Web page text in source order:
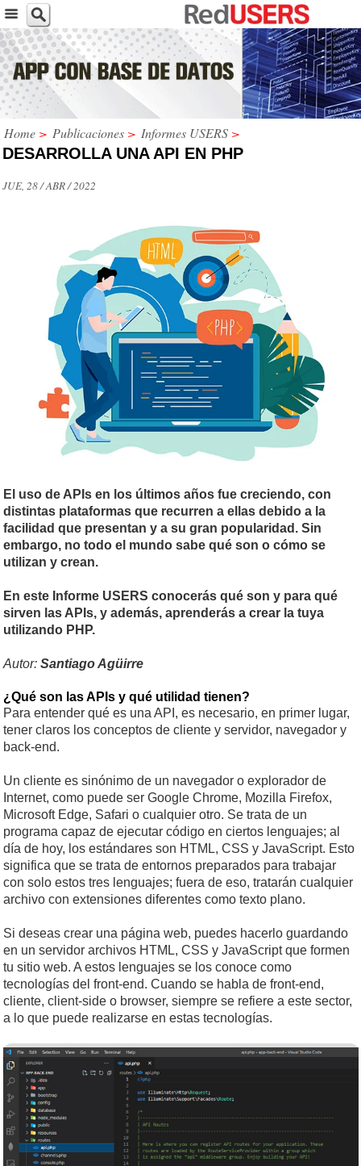
Home > Publicaciones > Informes USERS >
DESARROLLA UNA API EN PHP
JUE, 28 / ABR / 2022
El uso de APIs en los últimos años fue creciendo, con
distintas plataformas que recurren a ellas debido a la
facilidad que presentan y a su gran popularidad. Sin
embargo, no todo el mundo sabe qué son o cómo se
utilizan y crean.
En este Informe USERS conocerás qué son y para qué
sirven las APIs, y además, aprenderás a crear la tuya
utilizando PHP.
Autor: Santiago Agüirre
¿Qué son las APIs y qué utilidad tienen?
Para entender qué es una API, es necesario, en primer lugar,
tener claros los conceptos de cliente y servidor, navegador y
back-end.
Un cliente es sinónimo de un navegador o explorador de
Internet, como puede ser Google Chrome, Mozilla Firefox,
Microsoft Edge, Safari o cualquier otro. Se trata de un
programa capaz de ejecutar código en ciertos lenguajes; al
día de hoy, los estándares son HTML, CSS y JavaScript. Esto
significa que se trata de entornos preparados para trabajar
con solo estos tres lenguajes; fuera de eso, tratarán cualquier
archivo con extensiones diferentes como texto plano.
Si deseas crear una página web, puedes hacerlo guardando
en un servidor archivos HTML, CSS y JavaScript que formen
tu sitio web. A estos lenguajes se los conoce como
tecnologías del front-end. Cuando se habla de front-end,
cliente, client-side o browser, siempre se refiere a este sector,
a lo que puede realizarse en estas tecnologías.